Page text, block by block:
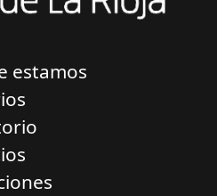
estamos